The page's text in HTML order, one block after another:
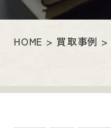
HOME 買取事例